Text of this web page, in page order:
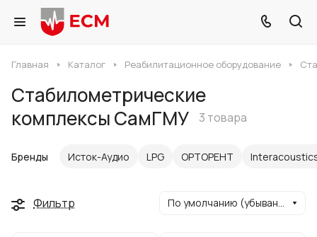
Главная Каталог Реабилитационное оборудование
Стабилометрические
комплексы СамГМУ
3 товара
Бренды Исток-Аудио LPG ОРТОРЕНТ
Фильтр По умолчанию (убывание)